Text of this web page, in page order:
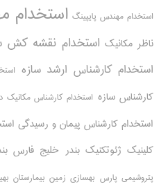
استخدام مهندس پایپینگ استخدام
ناظر مکانیک استخدام نقشه کش
استخدام کارشناس ارشد سازه
کارشناس سازه استخدام کارشناس مکانیک
استخدام کارشناس پیمان و رسیدگی
کلینیک ژئوتکنیک بندر خلیج فارس
پتروشیمی پارس بهسازی زمین بیمارستان